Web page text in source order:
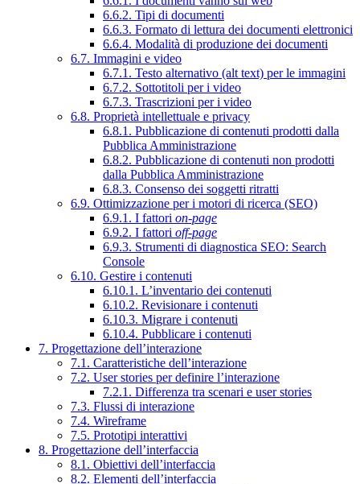
6.6.2. Tipi di documenti
6.6.3. Formato di lettura dei documenti elettronici
6.6.4. Modalità di produzione dei documenti
6.7. Immagini e video
6.7.1. Testo alternativo (alt text) per le immagini
6.7.2. Sottotitoli per i video
6.7.3. Trascrizioni per i video
6.8. Proprietà intellettuale e privacy
6.8.1. Pubblicazione di contenuti prodotti dalla
Pubblica Amministrazione
6.8.2. Pubblicazione di contenuti non prodotti
dalla Pubblica Amministrazione
6.8.3. Consenso dei soggetti ritratti
6.9. Ottimizzazione per i motori di ricerca (SEO)
6.9.1. I fattori on-page
6.9.2. I fattori off-page
6.9.3. Strumenti di diagnostica SEO: Search
Console
6.10. Gestire i contenuti
6.10.1. L’inventario dei contenuti
6.10.2. Revisionare i contenuti
6.10.3. Migrare i contenuti
6.10.4. Pubblicare i contenuti
7. Progettazione dell’interazione
7.1. Caratteristiche dell’interazione
7.2. User stories per definire l’interazione
7.2.1. Differenza tra scenari e user stories
7.3. Flussi di interazione
7.4. Wireframe
7.5. Prototipi interattivi
8. Progettazione dell’interfaccia
8.1. Obiettivi dell’interfaccia
8.2. Elementi dell’interfaccia